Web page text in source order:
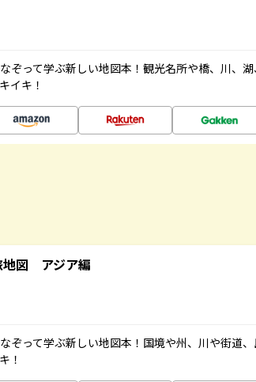
ぞって学ぶ新しい地図本！観光名所や橋、川、
イキ！
図 アジア編
ぞって学ぶ新しい地図本！国境や州、川や街道
！